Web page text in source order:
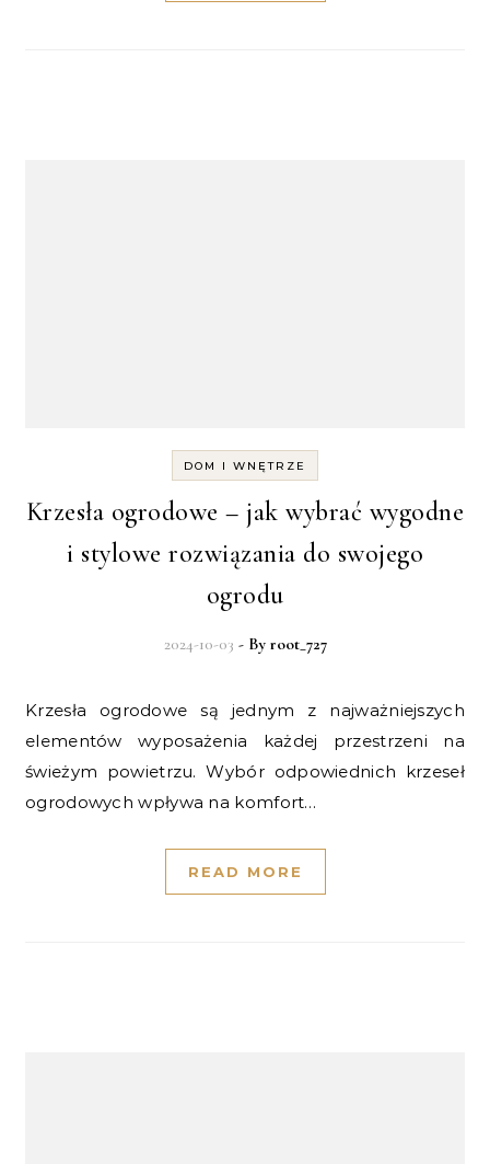
DOM I WNĘTRZE
Krzesła ogrodowe – jak wybrać wygodne
i stylowe rozwiązania do swojego
ogrodu
2024-10-03 - By root_727
Krzesła ogrodowe są jednym z najważniejszych
elementów wyposażenia każdej przestrzeni na
świeżym powietrzu. Wybór odpowiednich krzeseł
ogrodowych wpływa na komfort…
READ MORE